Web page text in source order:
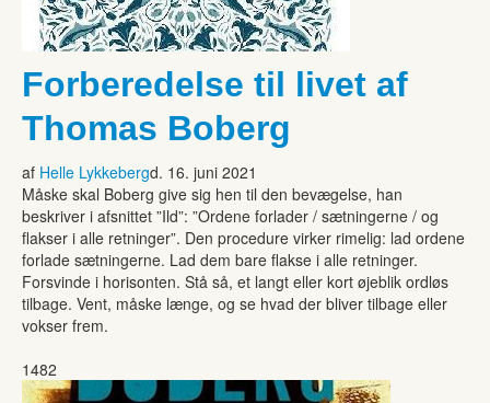
Forberedelse til livet af
Thomas Boberg
af Helle Lykkebergd. 16. juni 2021
Måske skal Boberg give sig hen til den bevægelse, han
beskriver i afsnittet ”Ild”: ”Ordene forlader / sætningerne / og
flakser i alle retninger”. Den procedure virker rimelig: lad ordene
forlade sætningerne. Lad dem bare flakse i alle retninger.
Forsvinde i horisonten. Stå så, et langt eller kort øjeblik ordløs
tilbage. Vent, måske længe, og se hvad der bliver tilbage eller
vokser frem.
1482